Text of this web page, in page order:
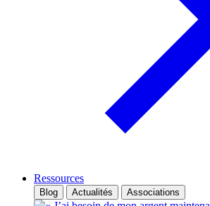
Ressources
Blog Actualités Associations